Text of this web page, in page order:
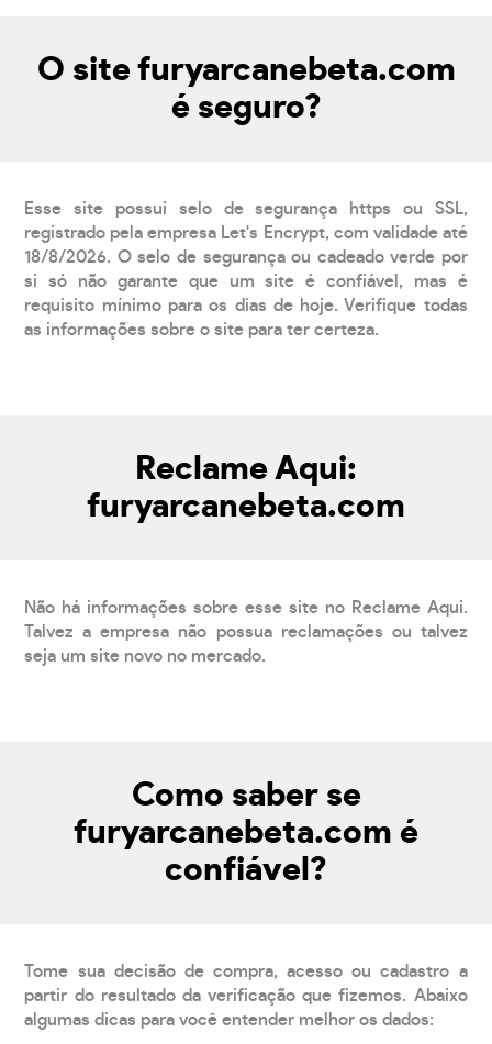
O site furyarcanebeta.com
é seguro?
Esse site possui selo de segurança https ou SSL,
registrado pela empresa Let's Encrypt, com validade até
18/8/2026. O selo de segurança ou cadeado verde por
si só não garante que um site é confiável, mas é
requisito mínimo para os dias de hoje. Verifique todas
as informações sobre o site para ter certeza.
Reclame Aqui:
furyarcanebeta.com
Não há informações sobre esse site no Reclame Aqui.
Talvez a empresa não possua reclamações ou talvez
seja um site novo no mercado.
Como saber se
furyarcanebeta.com é
confiável?
Tome sua decisão de compra, acesso ou cadastro a
partir do resultado da verificação que fizemos. Abaixo
algumas dicas para você entender melhor os dados: